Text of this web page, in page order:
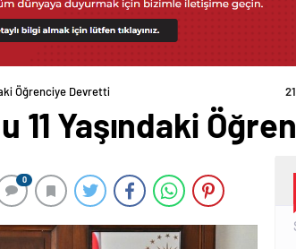
Öğrenciye Devretti
11 Yaşındaki
0